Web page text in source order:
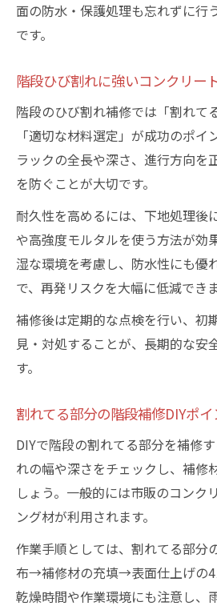
面の防水・保護処理も忘れずに行
です。
階段ひび割れに強いコンクリー
階段のひび割れ補修では「割れて
「適切な材料選定」が成功のポイ
ラックの全長や深さ、進行方向を
を防ぐことが大切です。
耐久性を高めるには、下地処理後
や高強度モルタルを使う方法が効
湿な環境を考慮し、防水性にも優
で、再発リスクを大幅に低減できま
補修後は定期的な点検を行い、初
見・対処することが、長期的な安
す。
割れてる部分の階段補修DIYポイ
DIYで階段の割れてる部分を補修
れの幅や深さをチェックし、補修
しょう。一般的には市販のコンク
ング材が利用されます。
作業手順としては、割れてる部
布→補修材の充填→表面仕上げの4
乾燥時間や作業環境にも注意し、